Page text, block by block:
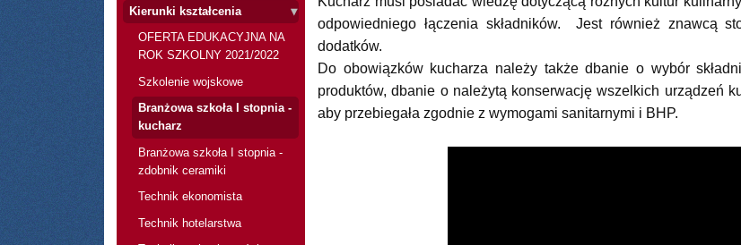
Kierunki kształcenia
OFERTA EDUKACYJNA NA
ROK SZKOLNY 2021/2022
Szkolenie wojskowe
Branżowa szkoła I stopnia -
kucharz
Branżowa szkoła I stopnia -
zdobnik ceramiki
Technik ekonomista
Technik hotelarstwa
odpowiedniego łączenia składników. Jest również znawcą
dodatków.
Do obowiązków kucharza należy także dbanie o wybór
produktów, dbanie o należytą konserwację wszelkich urządzeń
aby przebiegała zgodnie z wymogami sanitarnymi i BHP.